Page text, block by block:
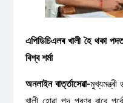
এপিডিচিএলৰ খালী হৈ থকা
বিশ্ব শৰ্মা
অনলাইন বাৰ্ত্তাসেৱা-